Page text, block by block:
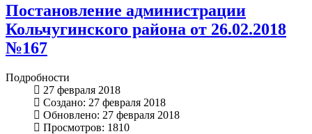
Постановление администрации
Кольчугинского района от 26.02.2018
№167
Подробности
27 февраля 2018
Создано: 27 февраля 2018
Обновлено: 27 февраля 2018
Просмотров: 1810